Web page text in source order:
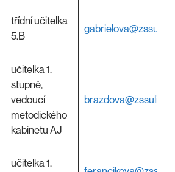
třídní učitelka
5.B
učitelka 1.
stupně,
vedoucí
metodického
kabinetu AJ
učitelka 1.